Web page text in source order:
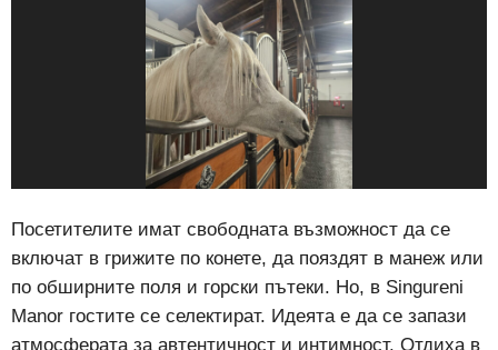
Посетителите имат свободната възможност да се
включат в грижите по конете, да пояздят в манеж или
по обширните поля и горски пътеки. Но, в Singureni
Manor гостите се селектират. Идеята е да се запази
атмосферата за автентичност и интимност. Отдиха в